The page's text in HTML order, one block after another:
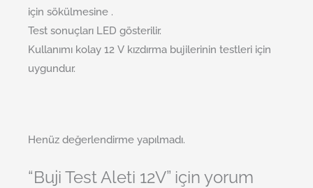
için sökülmesine .
Test sonuçları LED gösterilir.
Kullanımı kolay 12 V kızdırma bujilerinin testleri için
uygundur.
Henüz değerlendirme yapılmadı.
“Buji Test Aleti 12V” için yorum